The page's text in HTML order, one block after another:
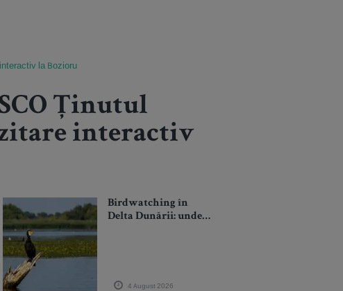
la Bozioru
Ținutul
interactiv
Birdwatching în
Delta Dunării: unde
4 August 2026